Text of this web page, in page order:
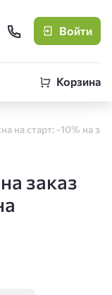
Войти
Корзина
заказ